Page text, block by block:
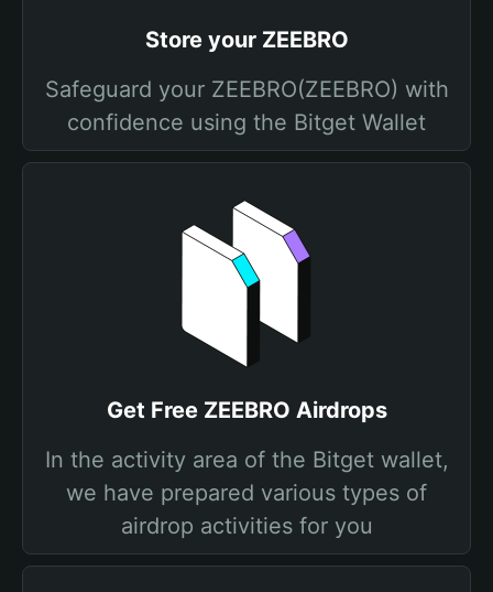
Store your ZEEBRO
Safeguard your ZEEBRO(ZEEBRO) with
confidence using the Bitget Wallet
Get Free ZEEBRO Airdrops
In the activity area of the Bitget wallet,
we have prepared various types of
airdrop activities for you